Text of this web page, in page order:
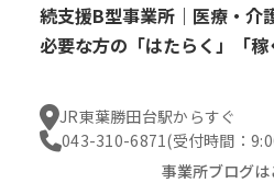
続支援B型事業所｜医療・介
必要な方の「はたらく」「稼
JR東葉勝田台駅からすぐ
043-310-6871(受付時間：
事業所ブログは